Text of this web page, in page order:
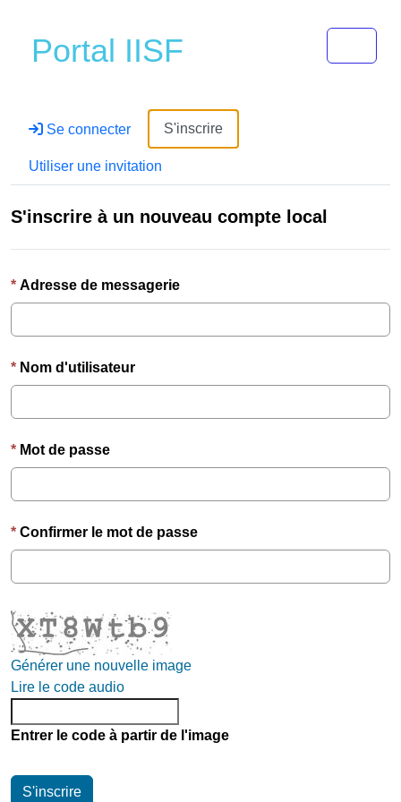
Portal IISF
Se connecter S'inscrire
Utiliser une invitation
S'inscrire à un nouveau compte local
Adresse de messagerie
Nom d'utilisateur
Mot de passe
Confirmer le mot de passe
Générer une nouvelle image
Lire le code audio
Entrer le code à partir de l'image